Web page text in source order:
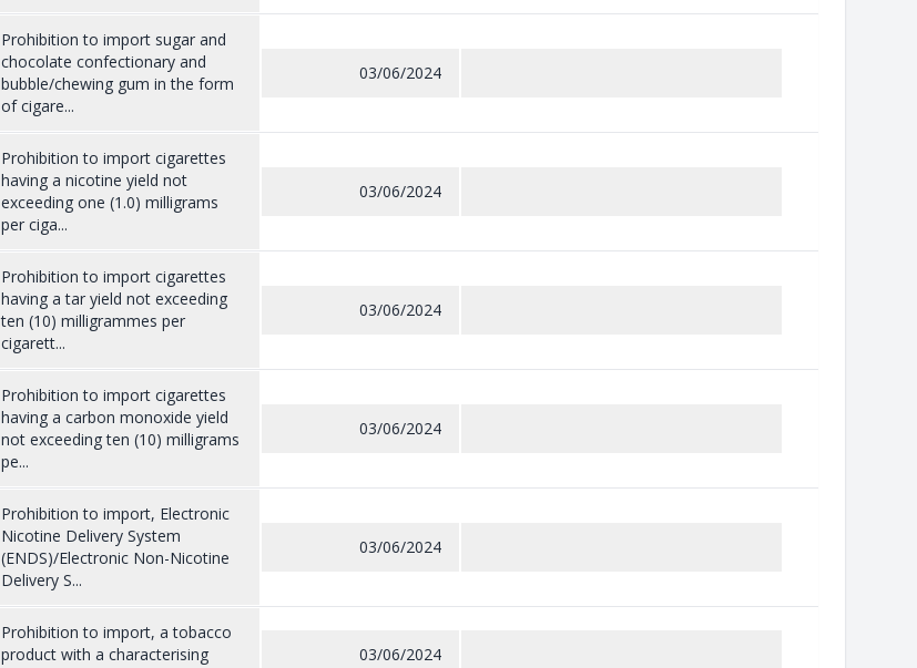
Prohibition to import sugar and
chocolate confectionary and
bubble/chewing gum in the form
of cigare...
03/06/2024
Prohibition to import cigarettes
having a nicotine yield not
exceeding one (1.0) milligrams
per ciga...
03/06/2024
Prohibition to import cigarettes
having a tar yield not exceeding
ten (10) milligrammes per
cigarett...
03/06/2024
Prohibition to import cigarettes
having a carbon monoxide yield
not exceeding ten (10) milligrams
pe...
03/06/2024
Prohibition to import, Electronic
Nicotine Delivery System
(ENDS)/Electronic Non-Nicotine
Delivery S...
03/06/2024
Prohibition to import, a tobacco
product with a characterising
03/06/2024